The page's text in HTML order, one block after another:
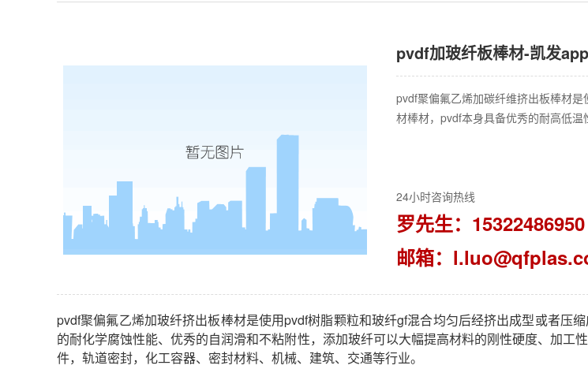
pvdf加玻纤板棒材-凯发
pvdf聚偏氟乙烯加碳纤维挤出板棒材
材棒材，pvdf本身具备优秀的耐高低温
24小时咨询热线
罗先生：15322486950
邮箱：
pvdf聚偏氟乙烯加玻纤挤出板棒材是使用pvdf树脂颗粒和玻纤gf混合均匀后经挤出成型或者压
的耐化学腐蚀性能、优秀的自润滑和不粘附性，添加玻纤可以大幅提高材料的刚性硬度、加工
件，轨道密封，化工容器、密封材料、机械、建筑、交通等行业。